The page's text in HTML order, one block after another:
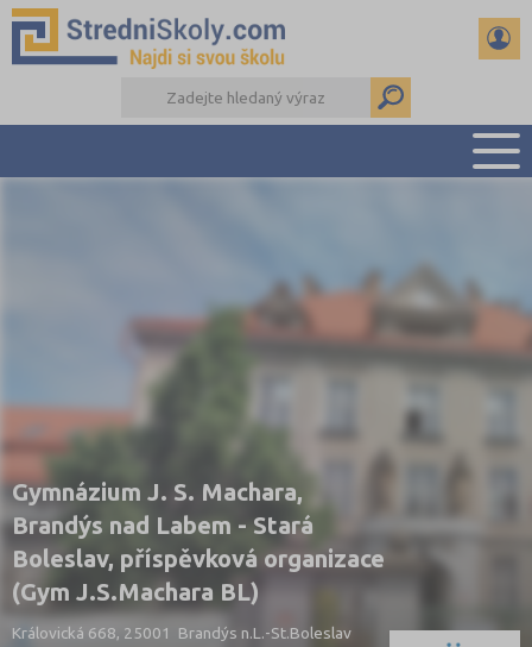
DŮLEŽITÉ TERMÍNY
DALŠÍ DRUHY ŠKOL
Gymnázium J. S. Machara,
Brandýs nad Labem - Stará
Boleslav, příspěvková organizace
(Gym J.S.Machara BL)
Královická 668, 25001 Brandýs n.L.-St.Boleslav